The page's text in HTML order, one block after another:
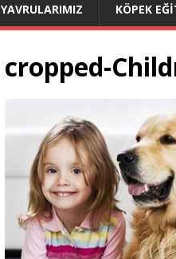
YAVRULARIMIZ KÖPEK
cropped-